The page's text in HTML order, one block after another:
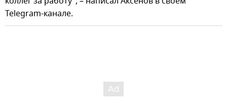
Telegram-канале.